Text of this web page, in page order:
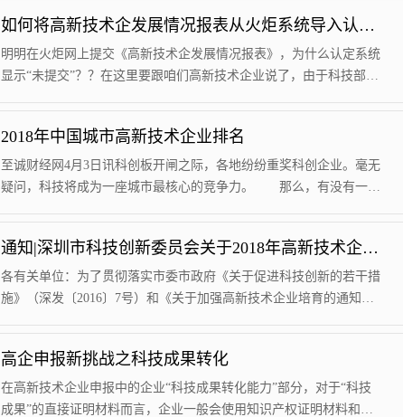
如何将高新技术企发展情况报表从火炬系统导入认定系统
明明在火炬网上提交《高新技术企发展情况报表》，为什么认定系统
显示“未提交”？？在这里要跟咱们高新技术企业说了，由于科技部火
就为大家图解一下。打开高新技术企业认定管理工作网，点击“申报
管理”，进入统一身份认证与单点登录平台登陆后，找到“高新技术企
业认定”点击后面“我要办理进入“企业...
2018年中国城市高新技术企业排名
至诚财经网4月3日讯科创板开闸之际，各地纷纷重奖科创企业。毫无
疑问，科技将成为一座城市最核心的竞争力。 那么，有没有一个
更直接，也比独角兽企业数量更全面。 根据《高新技术企业认定
管理办法》规定，国家高新技术企业是指在《国家重点支持的高新技
术领域》内，持续进行研究开...
通知|深圳市科技创新委员会关于2018年高新技术企业培育拟资助企业的公示
各有关单位：为了贯彻落实市委市政府《关于促进科技创新的若干措
施》（深发〔2016〕7号）和《关于加强高新技术企业培育的通知》
经结束，拟资助企业1140家。现予以公示，向社会征求意见。任何单
位和个人对公布结果持有异议的，请在公示期内（公示日起5个工作
日内）内以书面形式（注...
高企申报新挑战之科技成果转化
在高新技术企业申报中的企业“科技成果转化能力”部分，对于“科技
成果”的直接证明材料而言，企业一般会使用知识产权证明材料和技